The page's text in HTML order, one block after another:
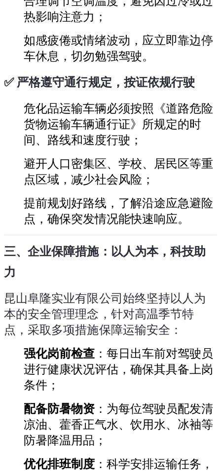
热影响注意力；
如感疲倦或情绪波动，应立即靠边停
车休息，切勿勉强驾驶。
✅ 严格遵守通行规定，按证依规行驶
危化品运输车辆必须按照《道路危险
货物运输车辆通行证》所规定的时
间、路线和速度行驶；
避开人口密集区、学校、居民区等重
点区域，减少社会风险；
提前规划好路线，了解沿途应急避险
点，确保突发情况能快速响应。
三、企业保障措施：以人为本，科技助
力
昆山阜隆实业有限公司始终坚持以人为
本的安全管理理念，针对高温季节特
点，采取多项措施保障运输安全：
强化岗前检查 ：每日出车前对驾驶员
进行健康状况评估，确保其具备上岗
条件；
配备防暑物资：为每位驾驶员配发清
凉油、藿香正气水、饮用水、冰袖等
防暑降温用品；
优化排班制度 ：科学安排运输任务，